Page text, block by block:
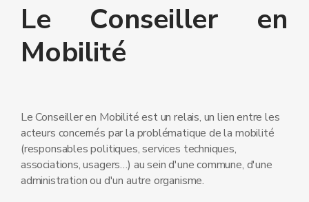
Le Conseiller en
Mobilité
Le Conseiller en Mobilité est un relais, un lien entre les
acteurs concernés par la problématique de la mobilité
(responsables politiques, services techniques,
associations, usagers…) au sein d'une commune, d'une
administration ou d'un autre organisme.